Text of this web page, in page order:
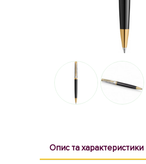
Опис та характеристики